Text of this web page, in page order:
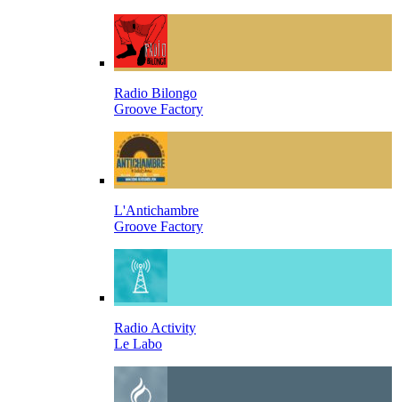
Radio Bilongo
Groove Factory
L'Antichambre
Groove Factory
Radio Activity
Le Labo